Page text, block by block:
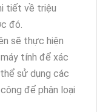
tiết về triệu
đó.
sẽ thực hiện
tính để xác
sử dụng các
để phân loại